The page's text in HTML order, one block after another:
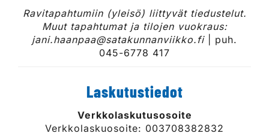
Ravitapahtumiin (yleisö) liittyvät tiedustelut.
Muut tapahtumat ja tilojen vuokraus:
jani.haanpaa@satakunnanviikko.fi| puh.
045-6778 417
Laskutustiedot
Verkkolaskutusosoite
Verkkolaskuosoite: 003708382832